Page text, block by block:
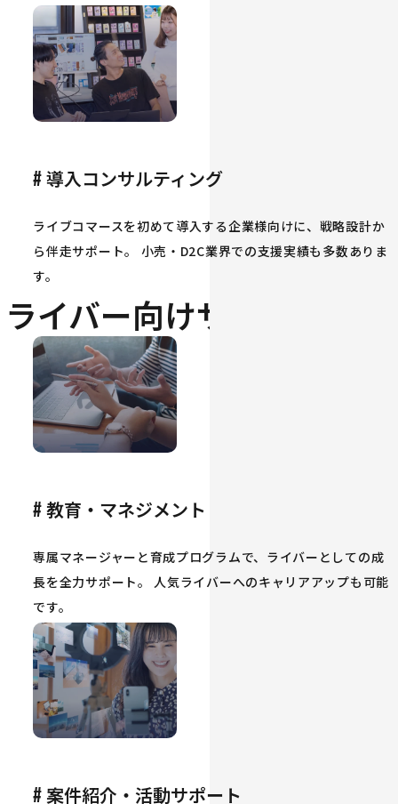
#導入コンサルティング
ライブコマースを初めて導入する企業様向けに、戦略設計か
ら伴走サポート。 小売・D2C業界での支援実績も多数ありま
す。
ライバー向けサービス
#教育・マネジメント
専属マネージャーと育成プログラムで、ライバーとしての成
長を全力サポート。 人気ライバーへのキャリアアップも可能
です。
# 案件紹介・活動サポート